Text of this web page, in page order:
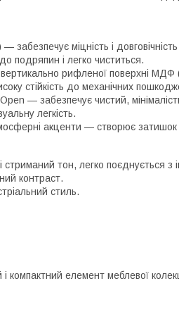
міцність і довговічність
подряпин і легко чиститься.
рифленої поверхні МДФ
стійкість до механічних
— забезпечує чистий,
легкість.
акценти — створює затишок
тон, легко поєднується з
контраст.
стиль.
елемент меблевої